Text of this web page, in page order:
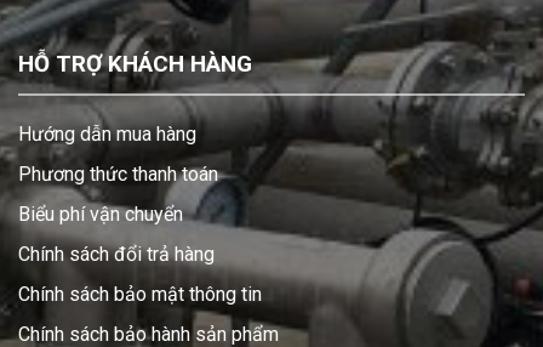
HỖ TRỢ KHÁCH HÀNG
Hướng dẫn mua hàng
Phương thức thanh toán
Biểu phí vận chuyển
Chính sách đổi trả hàng
Chính sách bảo mật thông tin
Chính sách bảo hành sản phẩm